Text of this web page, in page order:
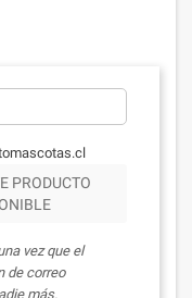
PRODUCTO
vez que el
de correo
más.